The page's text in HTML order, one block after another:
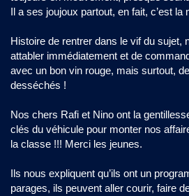
Il a ses joujoux partout, en fait, c’est la
Histoire de rentrer dans le vif du sujet,
attabler immédiatement et de
avec un bon vin rouge, mais surtout,
desséchés !
Nos chers Rafi et Nino ont la
clés du véhicule pour monter nos
la classe !!! Merci les jeunes.
Ils nous expliquent qu’ils ont un
parages, ils peuvent aller courir, faire